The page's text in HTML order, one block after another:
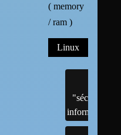
( memory
/ ram )
Linux
"sécurité"
informatique